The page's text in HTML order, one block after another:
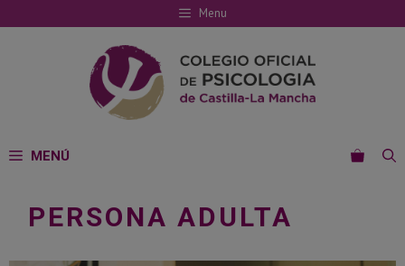
al
Menu
MENÚ
PERSONA ADULTA